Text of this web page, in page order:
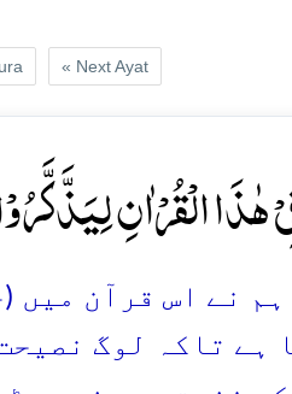
« Next Ayat
الۡقُرۡاٰنِ
ہم نے اس قرآن
ہے تاکہ لوگ